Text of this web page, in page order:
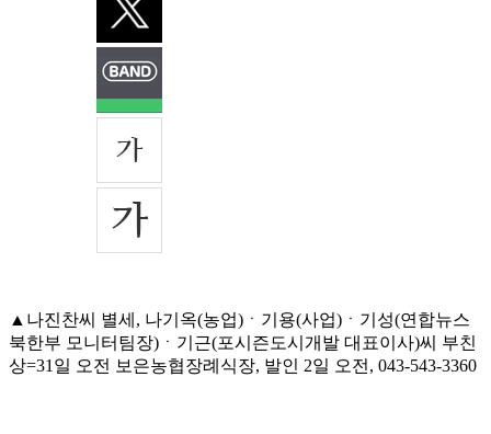
▲나진찬씨 별세, 나기옥(농업)ㆍ기용(사업)ㆍ기성(연합뉴스
북한부 모니터팀장)ㆍ기근(포시즌도시개발 대표이사)씨 부친
상=31일 오전 보은농협장례식장, 발인 2일 오전, 043-543-3360